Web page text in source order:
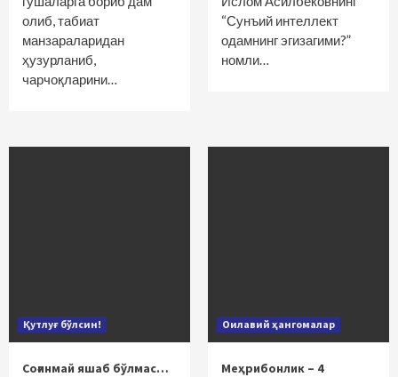
олиб, табиат
манзараларидан
ҳузурланиб,
чарчоқларини…
“Сунъий интеллект
одамнинг эгизагими?”
номли…
Қутлуғ бўлсин!
Соғинмай яшаб бўлмас…
Оилавий ҳангомалар
Меҳрибонлик – 4